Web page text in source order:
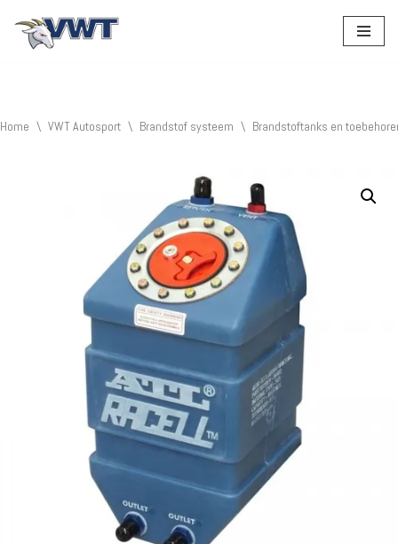
Home \ VWT Autosport \ Brandstof systeem \ Brandstoftanks en